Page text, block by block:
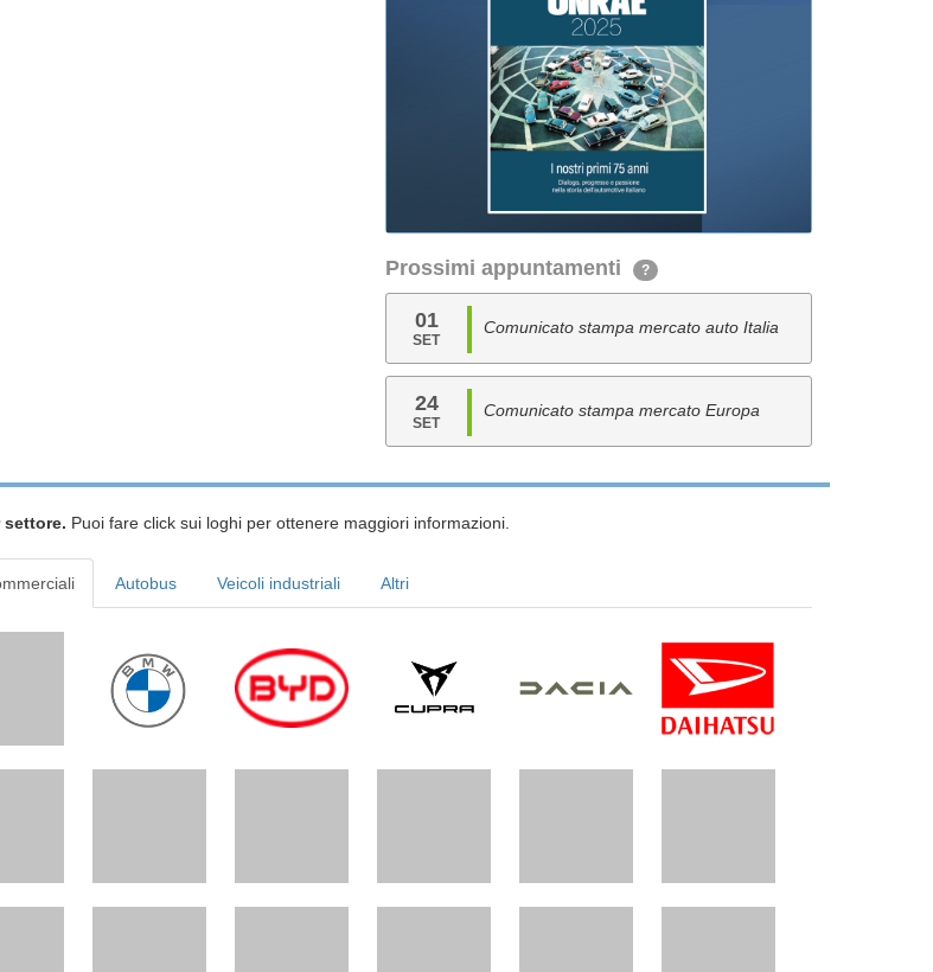
Prossimi appuntamenti ?
01
SET
Comunicato stampa mercato auto Italia
24
SET
Comunicato stampa mercato Europa
settore. Puoi fare click sui loghi per ottenere maggiori informazioni.
Autobus Veicoli industriali Altri